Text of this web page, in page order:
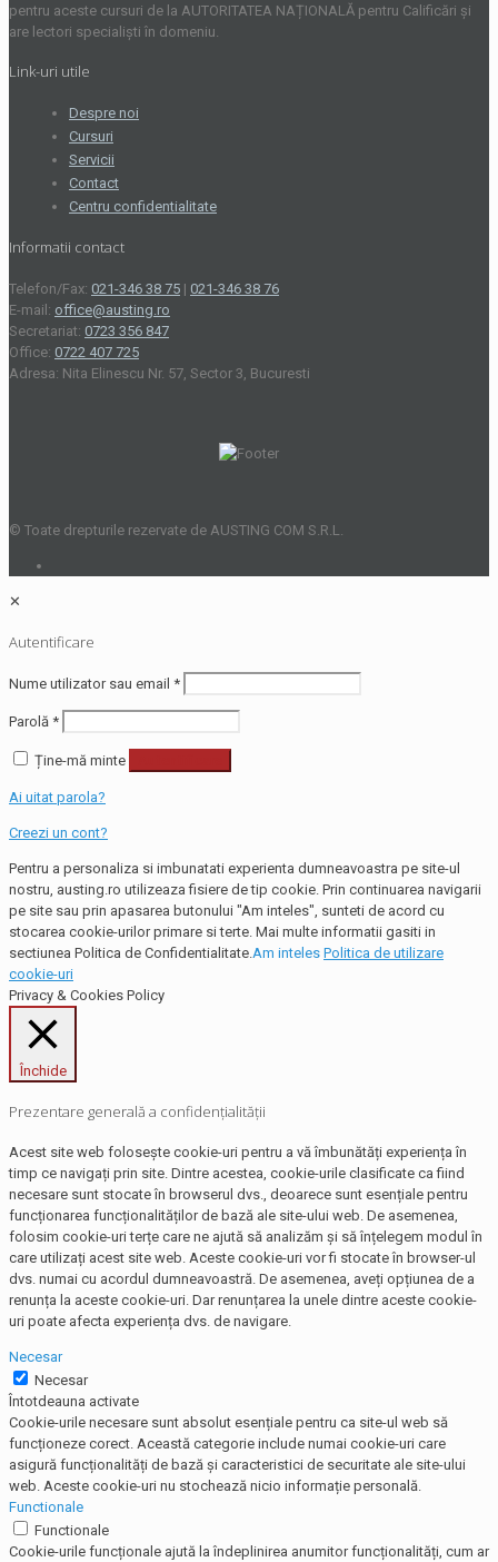
pentru aceste cursuri de la AUTORITATEA NAȚIONALĂ pentru Calificări și
are lectori specialiști în domeniu.
Link-uri utile
Despre noi
Cursuri
Servicii
Contact
Centru confidentialitate
Informatii contact
Telefon/Fax: 021-346 38 75 | 021-346 38 76
E-mail: office@austing.ro
Secretariat: 0723 356 847
Office: 0722 407 725
Adresa: Nita Elinescu Nr. 57, Sector 3, Bucuresti
© Toate drepturile rezervate de AUSTING COM S.R.L.
✕
Autentificare
Nume utilizator sau email *
Parolă *
Ține-mă minte
Ai uitat parola?
Creezi un cont?
Pentru a personaliza si imbunatati experienta dumneavoastra pe site-ul
nostru, austing.ro utilizeaza fisiere de tip cookie. Prin continuarea navigarii
pe site sau prin apasarea butonului "Am inteles", sunteti de acord cu
stocarea cookie-urilor primare si terte. Mai multe informatii gasiti in
sectiunea Politica de Confidentialitate. Am inteles Politica de utilizare
cookie-uri
Privacy & Cookies Policy
Închide
Prezentare generală a confidențialității
Acest site web folosește cookie-uri pentru a vă îmbunătăți experiența în
timp ce navigați prin site. Dintre acestea, cookie-urile clasificate ca fiind
necesare sunt stocate în browserul dvs., deoarece sunt esențiale pentru
funcționarea funcționalităților de bază ale site-ului web. De asemenea,
folosim cookie-uri terțe care ne ajută să analizăm și să înțelegem modul în
care utilizați acest site web. Aceste cookie-uri vor fi stocate în browser-ul
dvs. numai cu acordul dumneavoastră. De asemenea, aveți opțiunea de a
renunța la aceste cookie-uri. Dar renunțarea la unele dintre aceste cookie-
uri poate afecta experiența dvs. de navigare.
Necesar
Necesar
Întotdeauna activate
Cookie-urile necesare sunt absolut esențiale pentru ca site-ul web să
funcționeze corect. Această categorie include numai cookie-uri care
asigură funcționalități de bază și caracteristici de securitate ale site-ului
web. Aceste cookie-uri nu stochează nicio informație personală.
Functionale
Functionale
Cookie-urile funcționale ajută la îndeplinirea anumitor funcționalități, cum ar